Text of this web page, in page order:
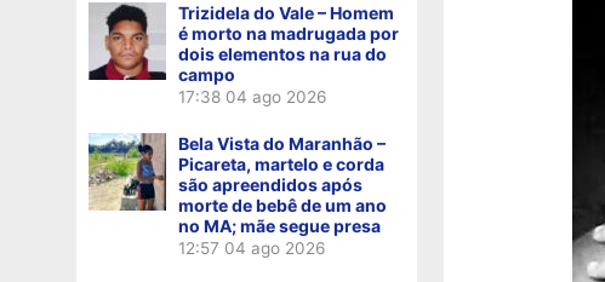
Trizidela do Vale – Homem
é morto na madrugada por
dois elementos na rua do
campo
17:38 04 ago 2026
Bela Vista do Maranhão –
Picareta, martelo e corda
são apreendidos após
morte de bebê de um ano
no MA; mãe segue presa
12:57 04 ago 2026